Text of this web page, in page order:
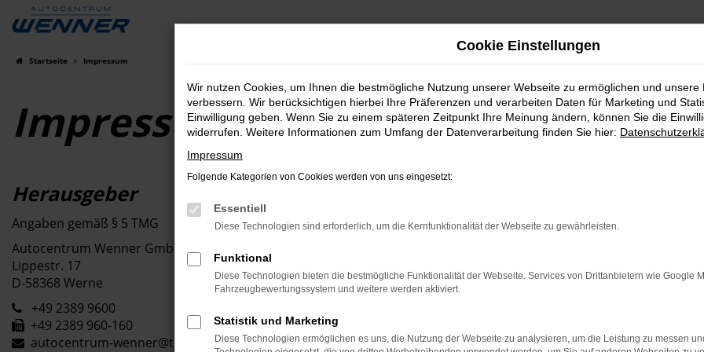
Zum
Startseite Impressum
Impressum
Herausgeber
Angaben gemäß § 5 TMG
Autocentrum Wenner GmbH
Lippestr. 17
D-58368 Werne
+49 2389 9600
+49 2389 960-160
autocentrum-wenner@t-online.de
Der Autocentrum Wenner GmbH wurde am 11.11.2014
Zuständige Erlaubnisbehörde: Industrie- und
(Link einfügen)
Registereintrag Versicherungsvermittlerregister:
Cookie Einstellungen
Wir nutzen Cookies, um Ihnen die bestmögliche Nutzung unserer Webseite zu ermöglichen und unsere
verbessern. Wir berücksichtigen hierbei Ihre Präferenzen und verarbeiten Daten für Marketing und
Einwilligung geben. Wenn Sie zu einem späteren Zeitpunkt Ihre Meinung ändern, können Sie die
widerrufen. Weitere Informationen zum Umfang der Datenverarbeitung finden Sie hier:
Impressum
Folgende Kategorien von Cookies werden von uns eingesetzt:
Essentiell
Diese Technologien sind erforderlich, um die Kernfunktionalität der Webseite zu gewährleisten.
Funktional
Diese Technologien bieten die bestmögliche Funktionalität der Webseite. Services von Drittanbietern wie Google
Fahrzeugbewertungssystem und weitere werden aktiviert.
Statistik und Marketing
Diese Technologien ermöglichen es uns, die Nutzung der Webseite zu analysieren, um die Leistung zu messen